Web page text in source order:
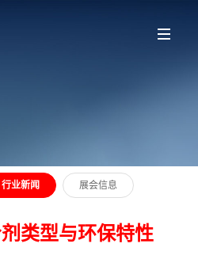
行业新闻 展会信息
类型与环保特性